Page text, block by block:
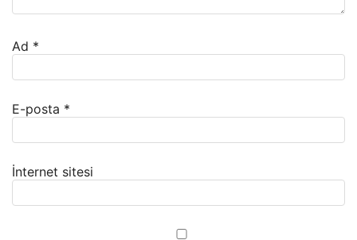
Ad *
E-posta *
İnternet sitesi